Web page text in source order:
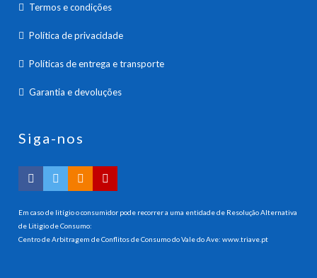
Termos e condições
Política de privacidade
Políticas de entrega e transporte
Garantia e devoluções
Siga-nos
Em caso de litígio o consumidor pode recorrer a uma entidade de Resolução Alternativa
de Litigio de Consumo:
Centro de Arbitragem de Conflitos de Consumo do Vale do Ave:www.triave.pt